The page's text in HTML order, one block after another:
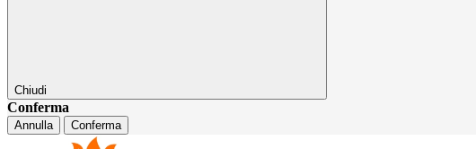
Chiudi
Conferma
Annulla Conferma